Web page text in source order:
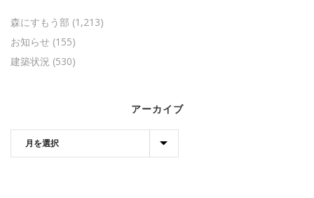
森にすもう部 (1,213)
お知らせ (155)
建築状況 (530)
アーカイブ